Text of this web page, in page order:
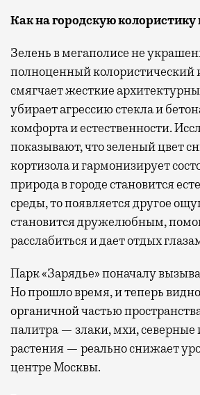
Как на городскую колористику
Зелень в мегаполисе не
полноценный колористический
смягчает жесткие
убирает агрессию стекла и
комфорта и естественности.
показывают, что зеленый цвет
кортизола и гармонизирует
природа в городе становится
среды, то появляется другое
становится дружелюбным,
расслабиться и дает отдых
Парк «Зарядье» поначалу
Но прошло время, и теперь
органичной частью
палитра — злаки, мхи, северные
растения — реально снижает
центре Москвы.